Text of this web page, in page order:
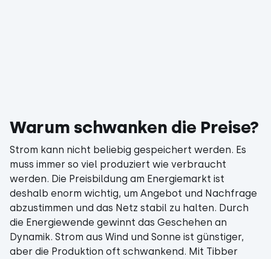
Warum schwanken die Preise?
Strom kann nicht beliebig gespeichert werden. Es
muss immer so viel produziert wie verbraucht
werden. Die Preisbildung am Energiemarkt ist
deshalb enorm wichtig, um Angebot und Nachfrage
abzustimmen und das Netz stabil zu halten. Durch
die Energiewende gewinnt das Geschehen an
Dynamik. Strom aus Wind und Sonne ist günstiger,
aber die Produktion oft schwankend. Mit Tibber